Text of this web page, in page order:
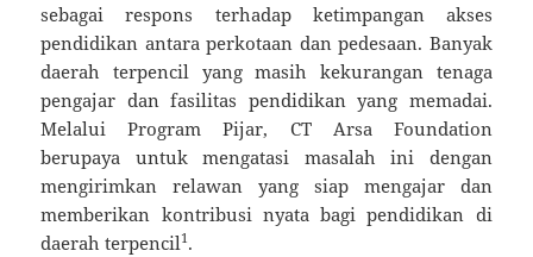
sebagai respons terhadap ketimpangan akses
pendidikan antara perkotaan dan pedesaan. Banyak
daerah terpencil yang masih kekurangan tenaga
pengajar dan fasilitas pendidikan yang memadai.
Melalui Program Pijar, CT Arsa Foundation
berupaya untuk mengatasi masalah ini dengan
mengirimkan relawan yang siap mengajar dan
memberikan kontribusi nyata bagi pendidikan di
daerah terpencil1.